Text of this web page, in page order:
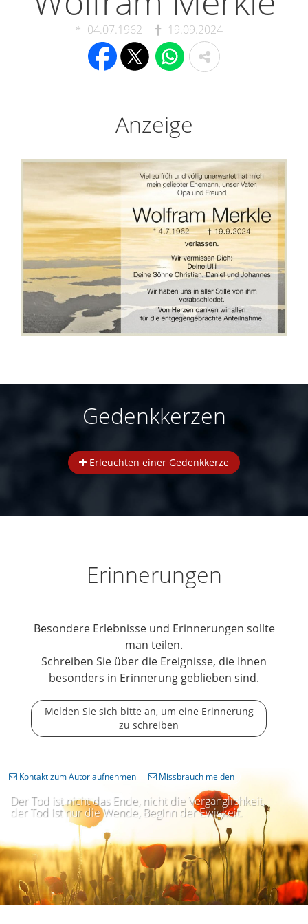
04.07.1962 19.09.2024
Anzeige
Gedenkkerzen
Erleuchten einer Gedenkkerze
Erinnerungen
Besondere Erlebnisse und Erinnerungen sollte
man teilen.
Schreiben Sie über die Ereignisse, die Ihnen
besonders in Erinnerung geblieben sind.
Melden Sie sich bitte an, um eine Erinnerung
zu schreiben
Der Tod ist nicht das Ende, nicht die Vergänglichkeit,
der Tod ist nur die Wende, Beginn der Ewigkeit.
Kontakt zum Autor aufnehmen Missbrauch melden